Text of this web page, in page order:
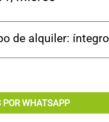
de alquiler: íntegro
POR WHATSAPP